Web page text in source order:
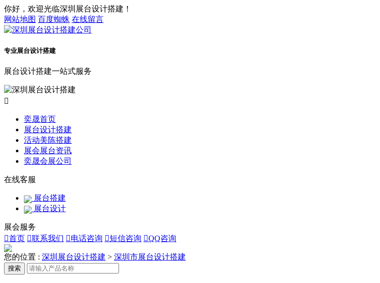
你好，欢迎光临深圳展台设计搭建！
网站地图 百度蜘蛛 在线留言
专业展台设计搭建
展台设计搭建一站式服务

奕晟首页
展台设计搭建
活动美陈搭建
展会展台资讯
奕晟会展公司
在线客服
展台搭建
展台设计
展会服务
首页 联系我们 电话咨询 短信咨询 QQ咨询
您的位置 : 深圳展台设计搭建 > 深圳市展台设计搭建
搜索